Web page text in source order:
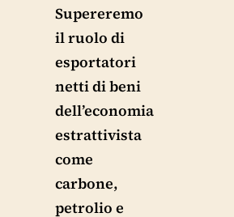
Supereremo
il ruolo di
esportatori
netti di beni
dell’economia
estrattivista
come
carbone,
petrolio e